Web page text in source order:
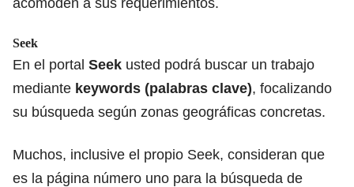
Seek
En el portal Seek usted podrá buscar un trabajo
mediante keywords (palabras clave), focalizando
su búsqueda según zonas geográficas concretas.
Muchos, inclusive el propio Seek, consideran que
es la página número uno para la búsqueda de